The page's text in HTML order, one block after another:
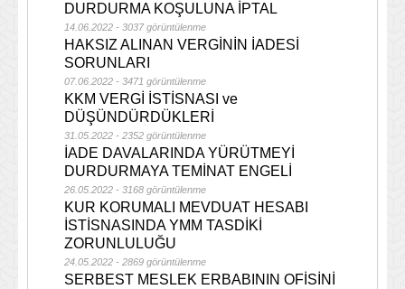
DURDURMA KOŞULUNA İPTAL
14.06.2022 - 3037 görüntülenme
HAKSIZ ALINAN VERGİNİN İADESİ
SORUNLARI
07.06.2022 - 3471 görüntülenme
KKM VERGİ İSTİSNASI ve
DÜŞÜNDÜRDÜKLERİ
31.05.2022 - 2352 görüntülenme
İADE DAVALARINDA YÜRÜTMEYİ
DURDURMAYA TEMİNAT ENGELİ
26.05.2022 - 3168 görüntülenme
KUR KORUMALI MEVDUAT HESABI
İSTİSNASINDA YMM TASDİKİ
ZORUNLULUĞU
24.05.2022 - 2869 görüntülenme
SERBEST MESLEK ERBABININ OFİSİNİ